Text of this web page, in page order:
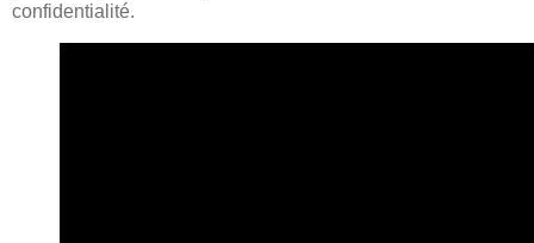
confidentialité.